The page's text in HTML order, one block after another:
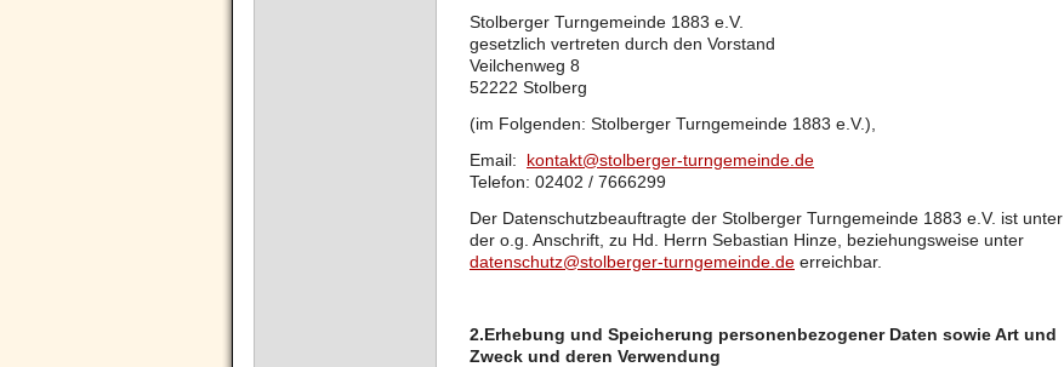
Stolberger Turngemeinde 1883 e.V.
gesetzlich vertreten durch den Vorstand
Veilchenweg 8
52222 Stolberg
(im Folgenden: Stolberger Turngemeinde 1883 e.V.),
Email: kontakt@stolberger-turngemeinde.de
Telefon: 02402 / 7666299
Der Datenschutzbeauftragte der Stolberger Turngemeinde 1883 e.V. ist unter
der o.g. Anschrift, zu Hd. Herrn Sebastian Hinze, beziehungsweise unter
datenschutz@stolberger-turngemeinde.de erreichbar.
2.Erhebung und Speicherung personenbezogener Daten sowie Art und
Zweck und deren Verwendung